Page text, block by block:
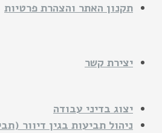
תקנון האתר והצהרת פרטיות
יצירת קשר
יצוג בדיני עבודה
ניהול תביעות בגין דיוור